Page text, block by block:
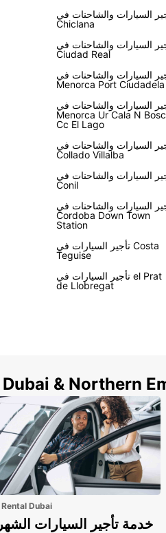
السيارات والشاحنات في
Chiclana
السيارات والشاحنات في
Ciudad Real
السيارات والشاحنات في
Menorca Port Ciudadela
السيارات والشاحنات في
Menorca Ur Cala N
Cc El Lago
السيارات والشاحنات في
Collado Villalba
السيارات والشاحنات في
Conil
السيارات والشاحنات في
Cordoba Down Town
Station
تأجير السيارات في Costa
Teguise
تأجير السيارات في el Prat
de Llobregat
& Northern
Dubai
خدمة تأجير السيارات